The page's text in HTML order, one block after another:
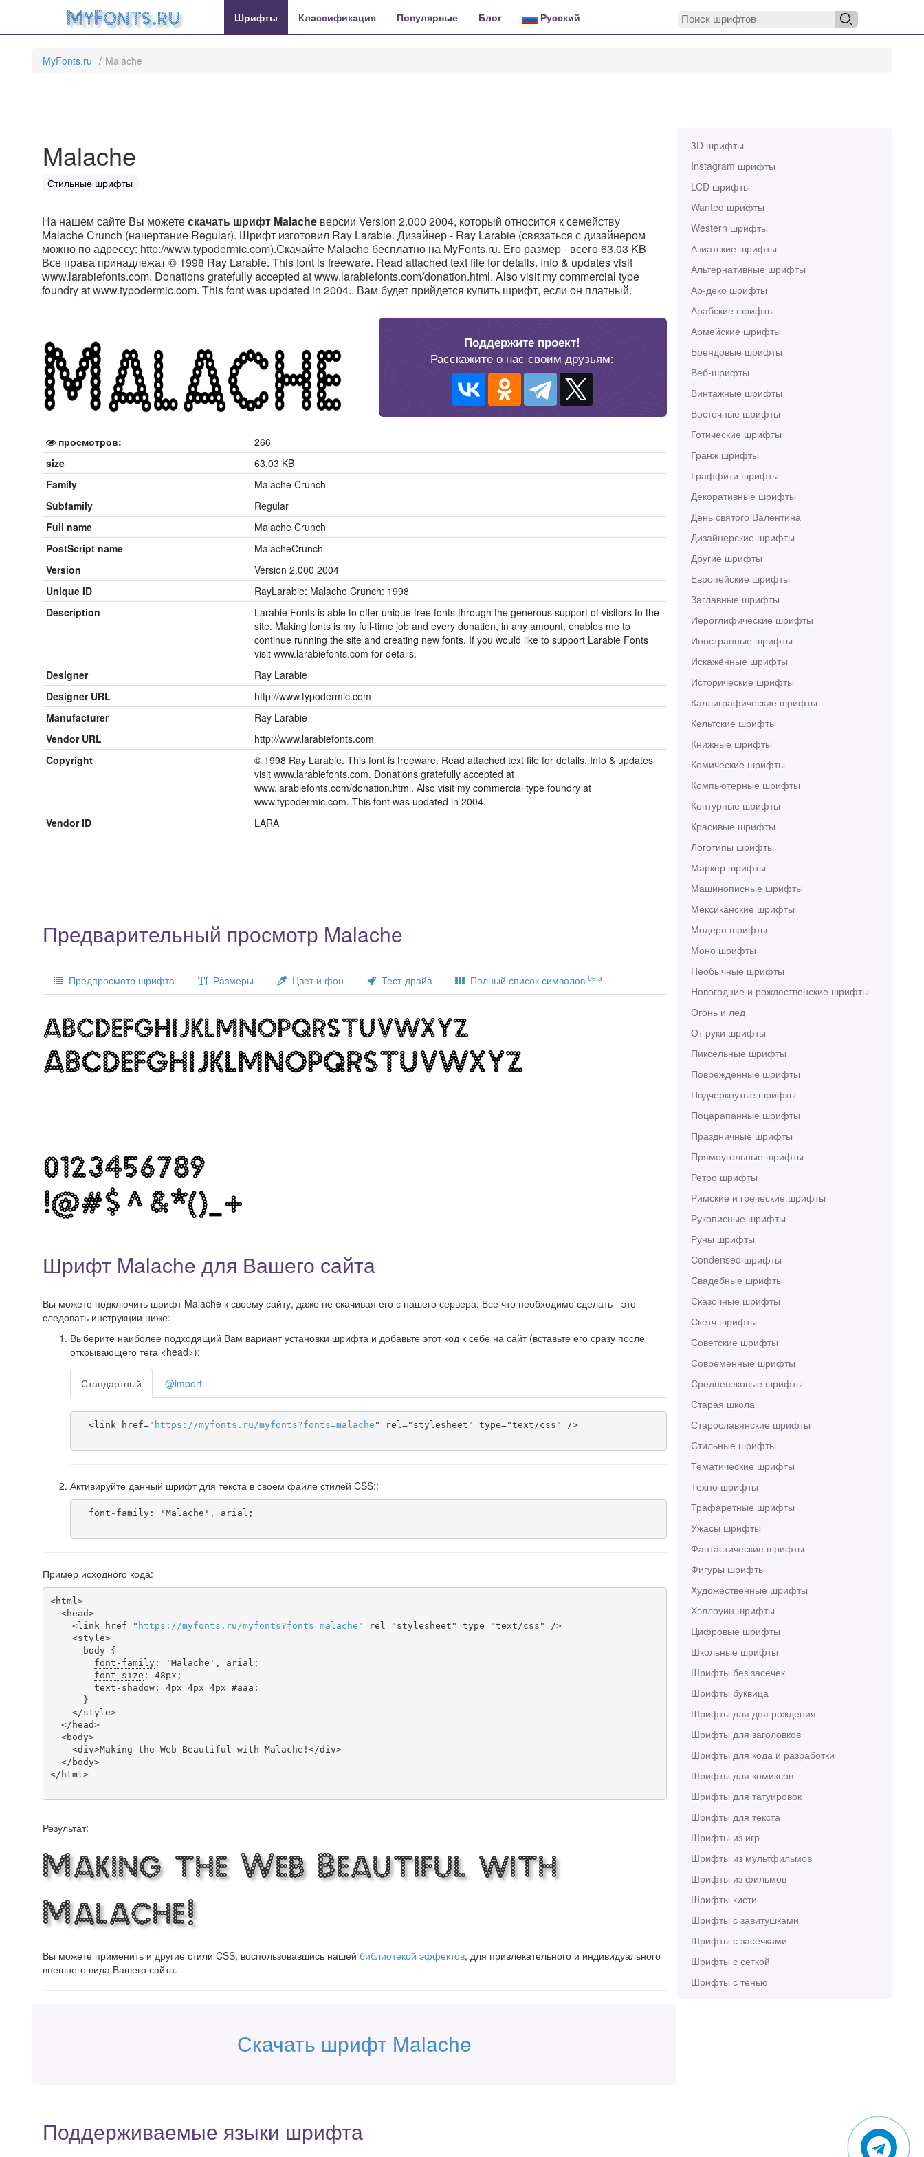
MyFonts.ru Шрифты Классификация Популярные Блог Русский
MyFonts.ru Malache
3D шрифты
Instagram шрифты
LCD шрифты
Wanted шрифты
Western шрифты
Азиатские шрифты
Альтернативные шрифты
Ар-деко шрифты
Арабские шрифты
Армейские шрифты
Брендовые шрифты
Веб-шрифты
Винтажные шрифты
Восточные шрифты
Готические шрифты
Гранж шрифты
Граффити шрифты
Декоративные шрифты
День святого Валентина
Дизайнерские шрифты
Другие шрифты
Европейские шрифты
Заглавные шрифты
Иероглифические шрифты
Иностранные шрифты
Искажённые шрифты
Исторические шрифты
Каллиграфические шрифты
Кельтские шрифты
Книжные шрифты
Комические шрифты
Компьютерные шрифты
Контурные шрифты
Красивые шрифты
Логотипы шрифты
Маркер шрифты
Машинописные шрифты
Мексиканские шрифты
Модерн шрифты
Моно шрифты
Необычные шрифты
Новогодние и рождественские шрифты
Огонь и лёд
От руки шрифты
Пиксельные шрифты
Поврежденные шрифты
Подчеркнутые шрифты
Поцарапанные шрифты
Праздничные шрифты
Прямоугольные шрифты
Ретро шрифты
Римские и греческие шрифты
Рукописные шрифты
Руны шрифты
Сondensed шрифты
Свадебные шрифты
Сказочные шрифты
Скетч шрифты
Советские шрифты
Современные шрифты
Средневековые шрифты
Старая школа
Старославянские шрифты
Стильные шрифты
Тематические шрифты
Техно шрифты
Трафаретные шрифты
Ужасы шрифты
Фантастические шрифты
Фигуры шрифты
Художественные шрифты
Хэллоуин шрифты
Цифровые шрифты
Школьные шрифты
Шрифты без засечек
Шрифты буквица
Шрифты для дня рождения
Шрифты для заголовков
Шрифты для кода и разработки
Шрифты для комиксов
Шрифты для татуировок
Шрифты для текста
Шрифты из игр
Шрифты из мультфильмов
Шрифты из фильмов
Шрифты кисти
Шрифты с завитушками
Шрифты с засечками
Шрифты с сеткой
Шрифты с тенью
Malache
Стильные шрифты
На нашем сайте Вы можетескачать шрифт Malache версии Version 2.000 2004, который относится к семейству
Malache Crunch (начертание Regular). Шрифт изготовил Ray Larabie. Дизайнер - Ray Larabie (связаться с дизайнером
можно по адрессу: http://www.typodermic.com).Скачайте Malache бесплатно на MyFonts.ru. Его размер - всего 63.03 KB
Все права принадлежат © 1998 Ray Larabie. This font is freeware. Read attached text file for details. Info & updates visit
www.larabiefonts.com. Donations gratefully accepted at www.larabiefonts.com/donation.html. Also visit my commercial type
foundry at www.typodermic.com. This font was updated in 2004.. Вам будет прийдется купить шрифт, если он платный.
Поддержите проект!
Расскажите о нас своим друзьям:
просмотров:
266
size
63.03 KB
Family
Malache Crunch
Subfamily
Regular
Full name
Malache Crunch
PostScript name
MalacheCrunch
Version
Version 2.000 2004
Unique ID
RayLarabie: Malache Crunch: 1998
Description
Larabie Fonts is able to offer unique free fonts through the generous support of visitors to the
site. Making fonts is my full-time job and every donation, in any amount, enables me to
continue running the site and creating new fonts. If you would like to support Larabie Fonts
visit www.larabiefonts.com for details.
Designer
Ray Larabie
Designer URL
http://www.typodermic.com
Manufacturer
Ray Larabie
Vendor URL
http://www.larabiefonts.com
Copyright
© 1998 Ray Larabie. This font is freeware. Read attached text file for details. Info & updates
visit www.larabiefonts.com. Donations gratefully accepted at
www.larabiefonts.com/donation.html. Also visit my commercial type foundry at
www.typodermic.com. This font was updated in 2004.
Vendor ID
LARA
Предварительный просмотр Malache
Предпросмотр шрифта Размеры Цвет и фон Тест-драйв Полный список символов beta
Шрифт Malache для Вашего сайта
Вы можете подключить шрифт Malache к своему сайту, даже не скачивая его с нашего сервера. Все что необходимо сделать - это
следовать инструкции ниже:
Выберите наиболее подходящий Вам вариант установки шрифта и добавьте этот код к себе на сайт (вставьте его сразу после
открывающего тега <head>):
Стандартный @import
  <link href="
https ://myfonts . ru /myfonts?fonts=malache " rel="stylesheet" type="text/css" />
Активируйте данный шрифт для текста в своем файле стилей CSS::
Пример исходного кода:
<html>
    <link href="
https ://myfonts . ru /myfonts?fonts=malache " rel="stylesheet" type="text/css" />
body {
font-family: 'Malache', arial;
font-size : 48px;
text-shadow: 4px 4px 4px #aaa;
</html>
Результат:
Making the Web Beautiful with
Malache!
Вы можете применить и другие стили CSS, воспользовавшись нашей библиотекой эффектов, для привлекательного и индивидуального
внешнего вида Вашего сайта.
Скачать шрифт Malache
Поддерживаемые языки шрифта